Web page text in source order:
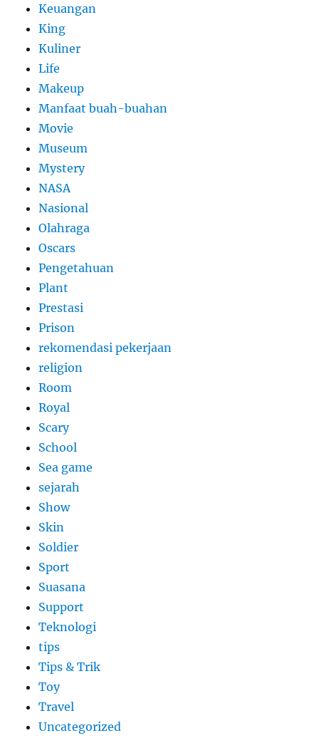
Keuangan
King
Kuliner
Life
Makeup
Manfaat buah-buahan
Movie
Museum
Mystery
NASA
Nasional
Olahraga
Oscars
Pengetahuan
Plant
Prestasi
Prison
rekomendasi pekerjaan
religion
Room
Royal
Scary
School
Sea game
sejarah
Show
Skin
Soldier
Sport
Suasana
Support
Teknologi
tips
Tips & Trik
Toy
Travel
Uncategorized